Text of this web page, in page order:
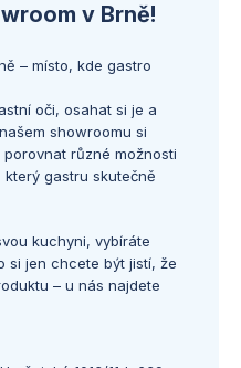
v Brně!
– místo, kde gastro
oči, osahat si je a
showroomu si
různé možnosti
gastru skutečně
kuchyni, vybíráte
si jen chcete být jistí, že
– u nás najdete